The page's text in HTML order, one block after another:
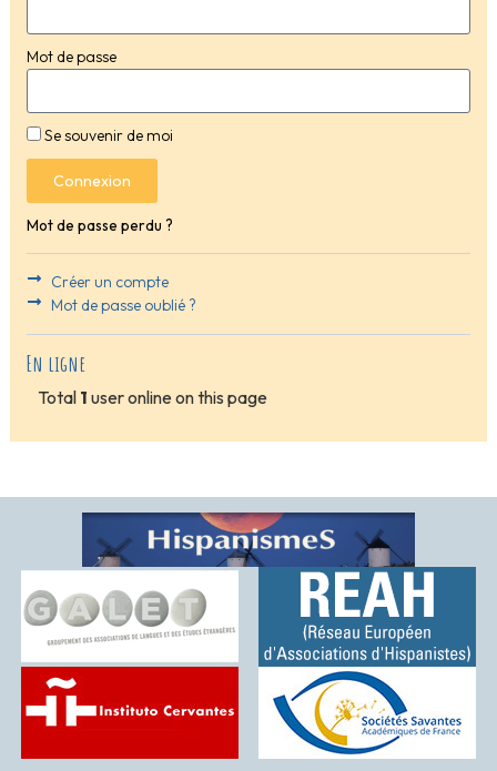
Mot de passe
Se souvenir de moi
Connexion
Mot de passe perdu ?
Créer un compte
Mot de passe oublié ?
En ligne
Total 1 user online on this page